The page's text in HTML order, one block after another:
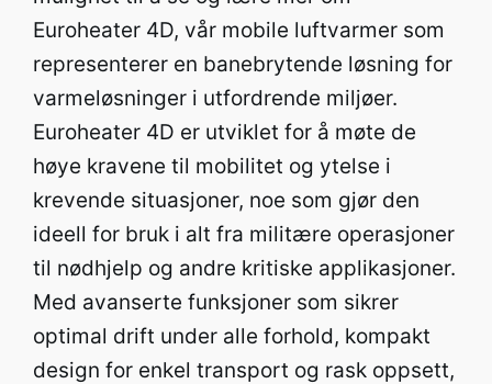
Euroheater 4D, vår mobile luftvarmer som
representerer en banebrytende løsning for
varmeløsninger i utfordrende miljøer.
Euroheater 4D er utviklet for å møte de
høye kravene til mobilitet og ytelse i
krevende situasjoner, noe som gjør den
ideell for bruk i alt fra militære operasjoner
til nødhjelp og andre kritiske applikasjoner.
Med avanserte funksjoner som sikrer
optimal drift under alle forhold, kompakt
design for enkel transport og rask oppsett,